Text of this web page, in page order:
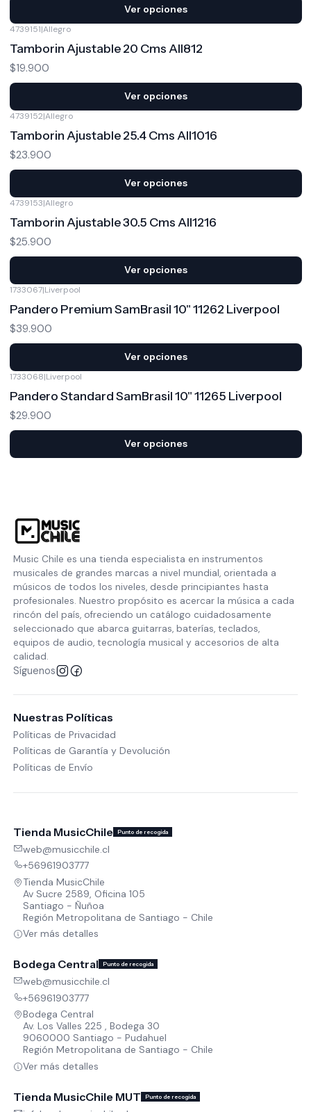
Ver opciones
4739151|Allegro
Tamborin Ajustable 20 Cms All812
$19.900
Ver opciones
4739152|Allegro
Tamborin Ajustable 25.4 Cms All1016
$23.900
Ver opciones
4739153|Allegro
Tamborin Ajustable 30.5 Cms All1216
$25.900
Ver opciones
1733067|Liverpool
Pandero Premium SamBrasil 10" 11262 Liverpool
$39.900
Ver opciones
1733068|Liverpool
Pandero Standard SamBrasil 10" 11265 Liverpool
$29.900
Ver opciones
Music Chile es una tienda especialista en instrumentos
musicales de grandes marcas a nivel mundial, orientada a
músicos de todos los niveles, desde principiantes hasta
profesionales. Nuestro propósito es acercar la música a cada
rincón del país, ofreciendo un catálogo cuidadosamente
seleccionado que abarca guitarras, baterías, teclados,
equipos de audio, tecnología musical y accesorios de alta
calidad.
Síguenos
Nuestras Políticas
Políticas de Privacidad
Políticas de Garantía y Devolución
Políticas de Envío
Tienda MusicChile Punto de recogida
web@musicchile.cl
+56961903777
Tienda MusicChile
Av Sucre 2589, Oficina 105
Santiago - Ñuñoa
Región Metropolitana de Santiago - Chile
Ver más detalles
Bodega Central Punto de recogida
web@musicchile.cl
+56961903777
Bodega Central
Av. Los Valles 225 , Bodega 30
9060000 Santiago - Pudahuel
Región Metropolitana de Santiago - Chile
Ver más detalles
Tienda MusicChile MUT Punto de recogida